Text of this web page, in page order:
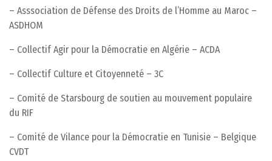
– Asssociation de Défense des Droits de l’Homme au Maroc –
ASDHOM
– Collectif Agir pour la Démocratie en Algérie – ACDA
– Collectif Culture et Citoyenneté – 3C
– Comité de Starsbourg de soutien au mouvement populaire
du RIF
– Comité de Vilance pour la Démocratie en Tunisie – Belgique
CVDT